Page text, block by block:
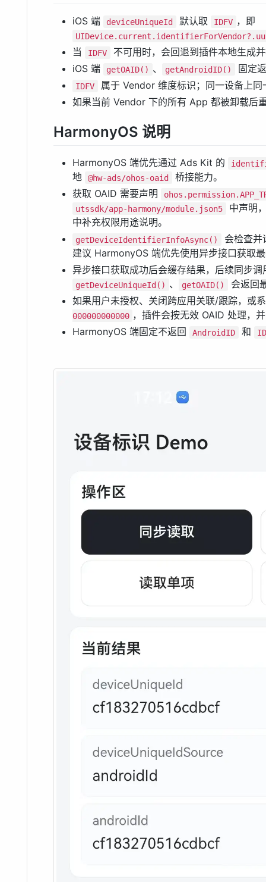
iOS 端 deviceUniqueId 默认取 IDFV ，即
当 IDFV
不可用时，会回退到插件本地生成
iOS 端
getOAID() 、 getAndroidID() 固定
IDFV
属于 Vendor 维度标识；同一设备上
如果当前 Vendor 下的所有 App 都被卸载后
HarmonyOS 说明
HarmonyOS 端优先通过 Ads Kit 的
地 @hw-ads/ohos-oaid
桥接能力。
获取 OAID 需要声明
utssdk/app-harmony/module.json5
中声明
中补充权限用途说明。
getDeviceIdentifierInfoAsync()
会检查
建议 HarmonyOS 端优先使用异步接口获取
异步接口获取成功后会缓存结果，后续同步
getDeviceUniqueId() 、 getOAID()
会返回
如果用户未授权、关闭跨应用关联/跟踪，或
000000000000 ，插件会按无效 OAID 处理，
HarmonyOS 端固定不返回
AndroidID 和